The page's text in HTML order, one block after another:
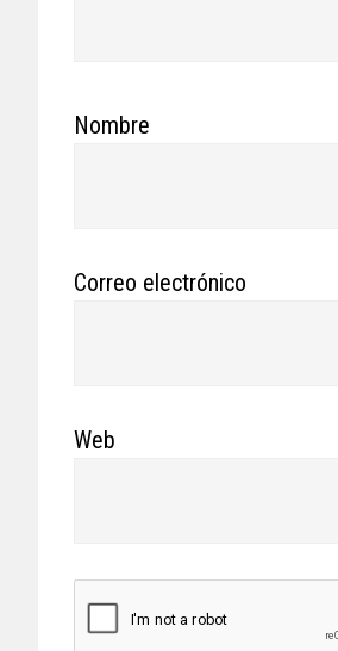
Nombre
Correo electrónico
Web